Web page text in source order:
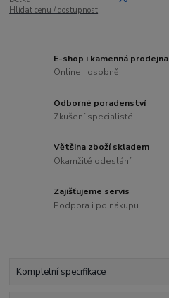
Hlídat cenu / dostupnost
E-shop i kamenná prodejna
Online i osobně
Odborné poradenství
Zkušení specialisté
Většina zboží skladem
Okamžité odeslání
Zajišťujeme servis
Podpora i po nákupu
Kompletní specifikace